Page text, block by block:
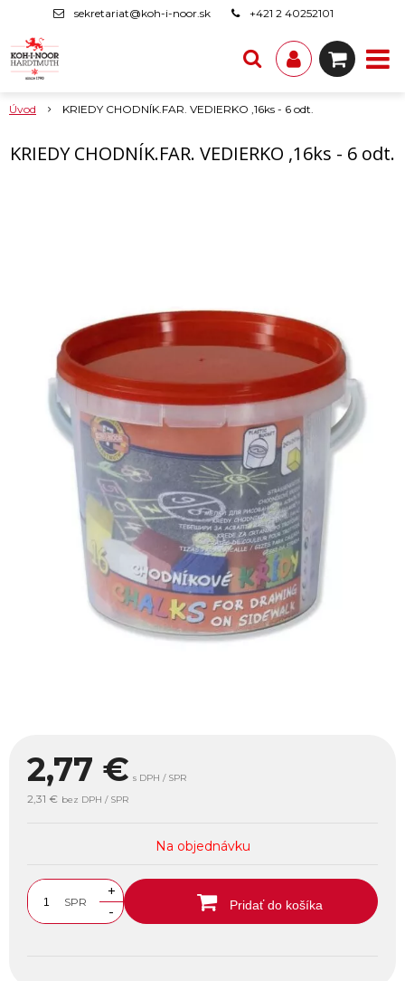
sekretariat@koh-i-noor.sk +421 2 40252101
Úvod KRIEDY CHODNÍK.FAR. VEDIERKO ,16ks - 6 odt.
KRIEDY CHODNÍK.FAR. VEDIERKO ,16ks - 6 odt.
2,77 € s DPH / SPR
2,31 € bez DPH / SPR
Na objednávku
SPR
+
-
Pridať do košíka